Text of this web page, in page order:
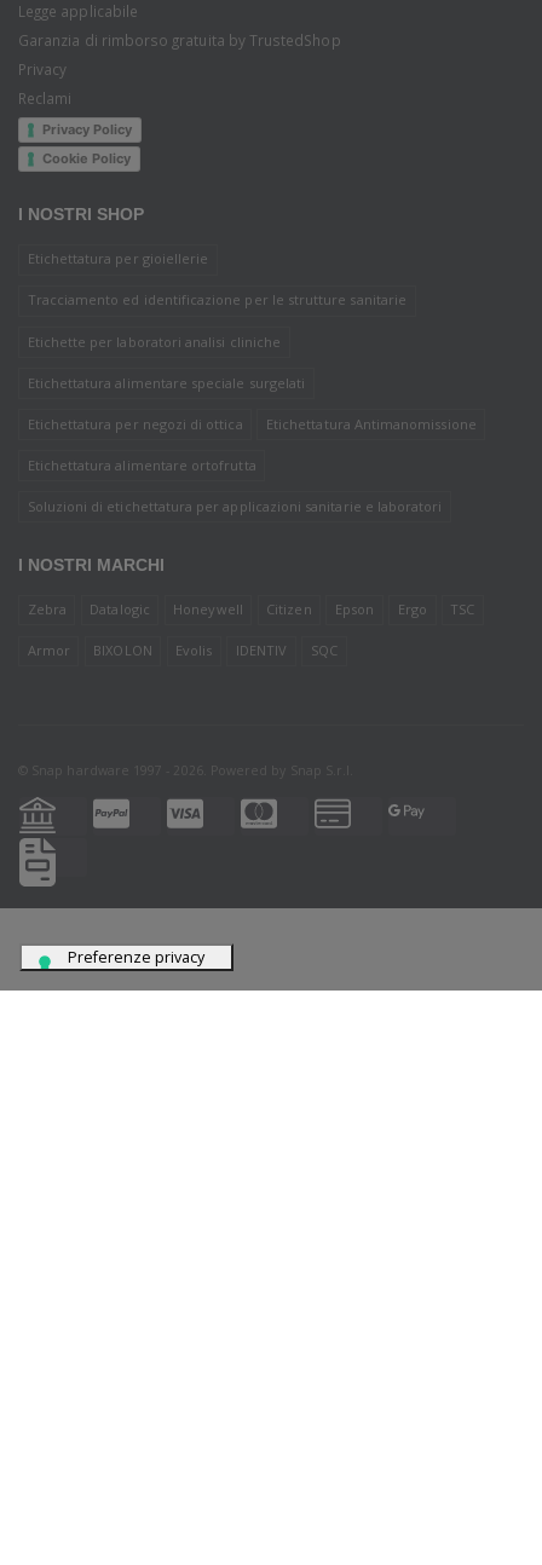
Legge applicabile
Garanzia di rimborso gratuita by TrustedShop
Privacy
Reclami
Privacy Policy
Cookie Policy
I NOSTRI SHOP
Etichettatura per gioiellerie
Tracciamento ed identificazione per le strutture sanitarie
Etichette per laboratori analisi cliniche
Etichettatura alimentare speciale surgelati
Etichettatura per negozi di ottica Etichettatura Antimanomissione
Etichettatura alimentare ortofrutta
Soluzioni di etichettatura per applicazioni sanitarie e laboratori
I NOSTRI MARCHI
Zebra Datalogic Honeywell Citizen Epson Ergo TSC
Armor BIXOLON Evolis IDENTIV SQC
© Snap hardware 1997 - 2026. Powered by Snap S.r.l.